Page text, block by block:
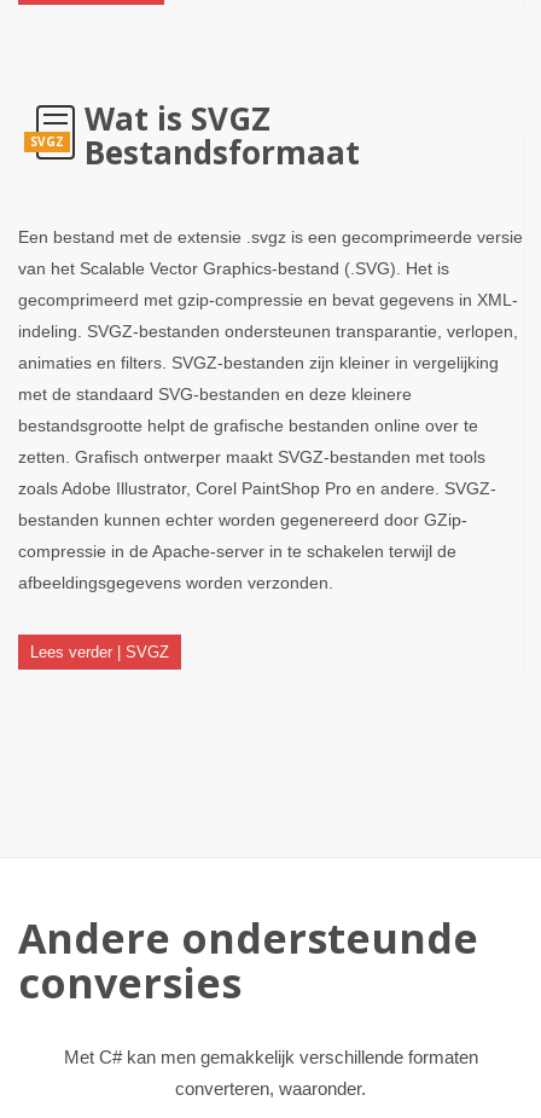
SVGZ
Wat is SVGZ
Bestandsformaat
Een bestand met de extensie .svgz is een gecomprimeerde versie
van het Scalable Vector Graphics-bestand (.SVG). Het is
gecomprimeerd met gzip-compressie en bevat gegevens in XML-
indeling. SVGZ-bestanden ondersteunen transparantie, verlopen,
animaties en filters. SVGZ-bestanden zijn kleiner in vergelijking
met de standaard SVG-bestanden en deze kleinere
bestandsgrootte helpt de grafische bestanden online over te
zetten. Grafisch ontwerper maakt SVGZ-bestanden met tools
zoals Adobe Illustrator, Corel PaintShop Pro en andere. SVGZ-
bestanden kunnen echter worden gegenereerd door GZip-
compressie in de Apache-server in te schakelen terwijl de
afbeeldingsgegevens worden verzonden.
Lees verder | SVGZ
Andere ondersteunde
conversies
Met C# kan men gemakkelijk verschillende formaten
converteren, waaronder.